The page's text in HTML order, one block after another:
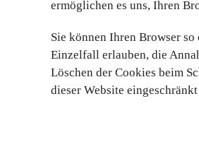
ermöglichen es uns, Ihren
Sie können Ihren Browser
Einzelfall erlauben, die
Löschen der Cookies beim
dieser Website